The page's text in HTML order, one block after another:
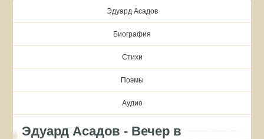
Эдуард Асадов
Биография
Стихи
Поэмы
Аудио
Эдуард Асадов - Вечер в